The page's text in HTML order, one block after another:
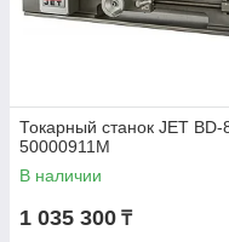
Токарный станок JET BD-
50000911M
В наличии
1 035 300 ₸